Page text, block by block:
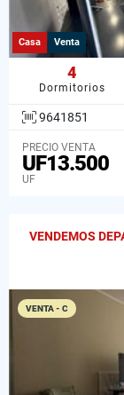
Casa Venta
4
Dormitorios
9641851
PRECIO VENTA
UF13.500
UF
VENDEMOS
VENTA - C